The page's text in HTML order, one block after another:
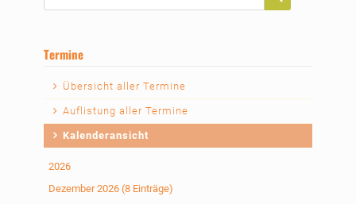
Termine
Navigation
überspringen
Übersicht aller Termine
Auflistung aller Termine
Kalenderansicht
2026
Dezember 2026 (8 Einträge)